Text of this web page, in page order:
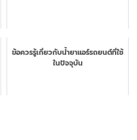
ข้อควรรู้เกี่ยวกับน้ำยาแอร์รถยนต์ที่ใช้
ในปัจจุบัน